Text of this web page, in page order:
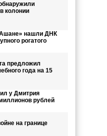
колонии
нашли ДНК
рогатого
предложил
года на 15
у Дмитрия
рублей
на границе